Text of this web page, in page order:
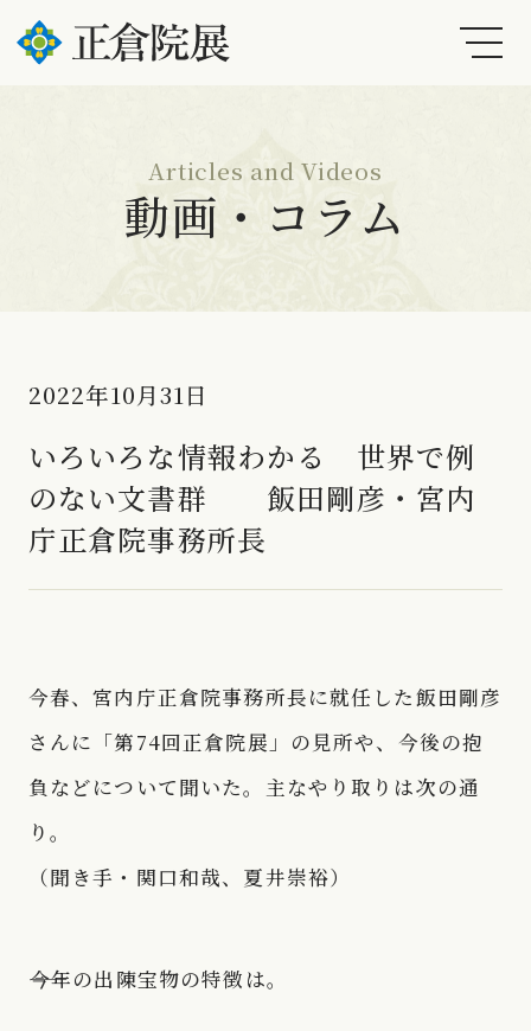
Articles and Videos
動画・コラム
2022年10月31日
いろいろな情報わかる 世界で例
のない文書群 飯田剛彦・宮内
庁正倉院事務所長
今春、宮内庁正倉院事務所長に就任した飯田剛彦
さんに「第74回正倉院展」の見所や、今後の抱
負などについて聞いた。主なやり取りは次の通
り。
（聞き手・関口和哉、夏井崇裕）
――今年の出陳宝物の特徴は。